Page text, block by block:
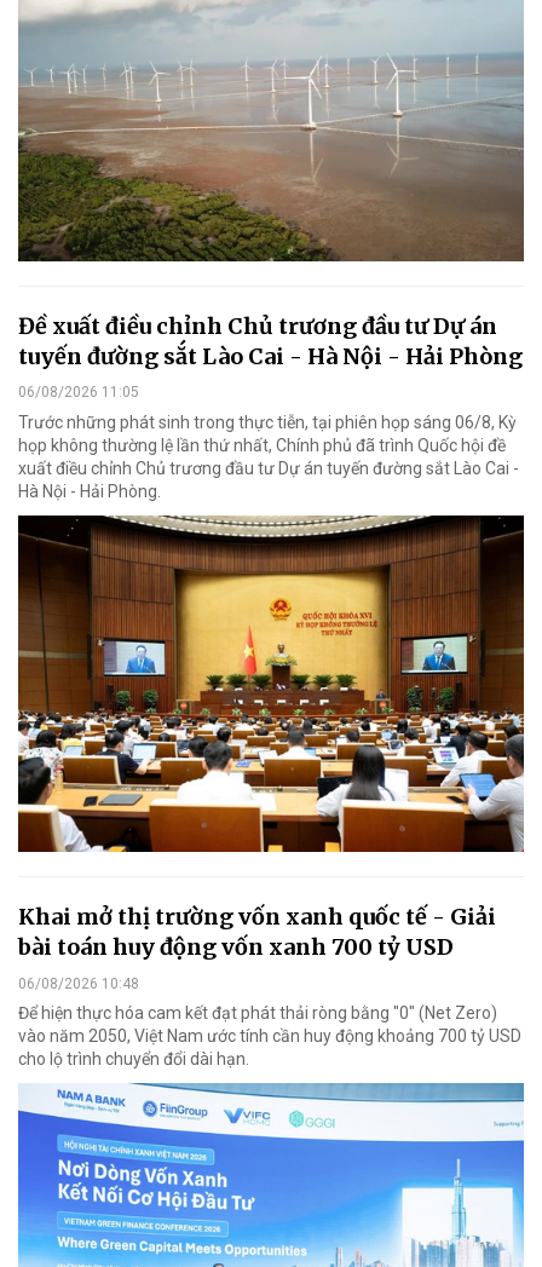
Đề xuất điều chỉnh Chủ trương đầu tư Dự án
tuyến đường sắt Lào Cai - Hà Nội - Hải Phòng
06/08/2026 11:05
Trước những phát sinh trong thực tiễn, tại phiên họp sáng 06/8, Kỳ
họp không thường lệ lần thứ nhất, Chính phủ đã trình Quốc hội đề
xuất điều chỉnh Chủ trương đầu tư Dự án tuyến đường sắt Lào Cai -
Hà Nội - Hải Phòng.
Khai mở thị trường vốn xanh quốc tế - Giải
bài toán huy động vốn xanh 700 tỷ USD
06/08/2026 10:48
Để hiện thực hóa cam kết đạt phát thải ròng bằng "0" (Net Zero)
vào năm 2050, Việt Nam ước tính cần huy động khoảng 700 tỷ USD
cho lộ trình chuyển đổi dài hạn.